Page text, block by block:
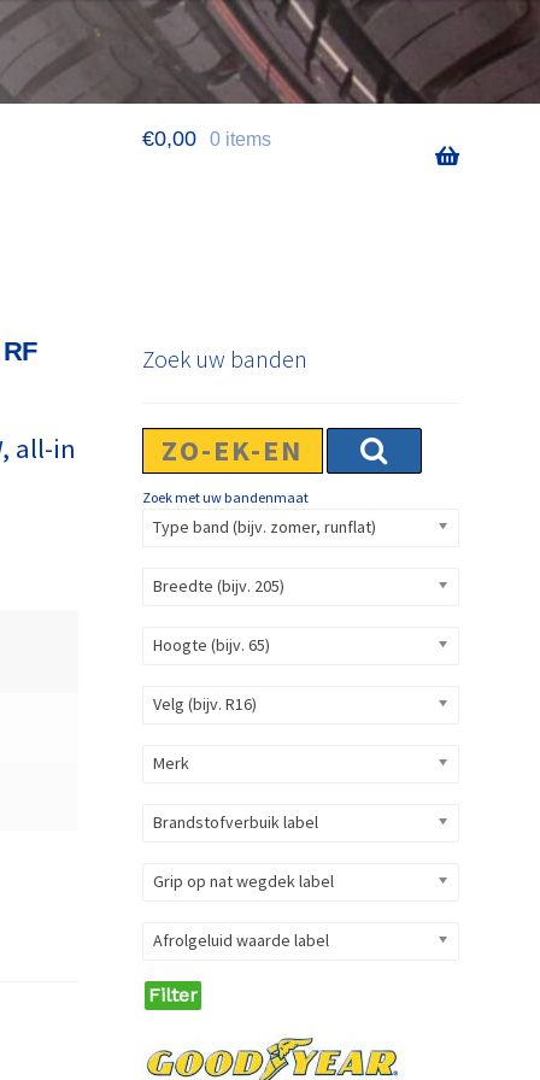
€0,00 0 items
all-in
Zoek uw banden
Zoek met uw bandenmaat
Type band (bijv. zomer, runflat)
Breedte (bijv. 205)
Hoogte (bijv. 65)
Velg (bijv. R16)
Merk
Brandstofverbuik label
Grip op nat wegdek label
Afrolgeluid waarde label
Filter